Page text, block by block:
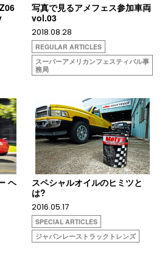
写真で見るアメフェス参加車両
vol.03
2018.08.28
REGULAR ARTICLES
スーパーアメリカンフェスティバル事
務局
ヘ
スペシャルオイルのヒミツと
は?
2016.05.17
SPECIAL ARTICLES
ジャパンレーストラックトレンズ